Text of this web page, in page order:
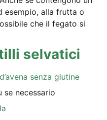
esem­pio, alla frut­ta o
che il fega­to si
selvatici
sen­za glutine
se necessario